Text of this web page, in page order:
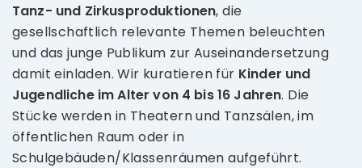
Tanz- und Zirkusproduktionen, die
gesellschaftlich relevante Themen beleuchten
und das junge Publikum zur Auseinandersetzung
damit einladen. Wir kuratieren für Kinder und
Jugendliche im Alter von 4 bis 16 Jahren. Die
Stücke werden in Theatern und Tanzsälen, im
öffentlichen Raum oder in
Schulgebäuden/Klassenräumen aufgeführt.